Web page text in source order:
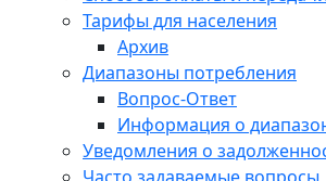
Тарифы для населения
Архив
Диапазоны потребления
Вопрос-Ответ
Информация о
Уведомления о